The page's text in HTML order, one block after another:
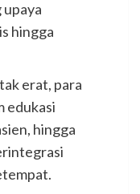
upaya
hingga
erat, para
edukasi
hingga